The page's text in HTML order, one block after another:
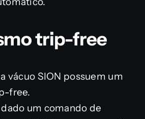
trip-free
vácuo SION possuem um
free.
um comando de